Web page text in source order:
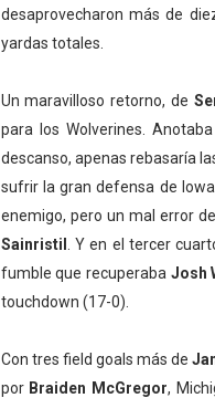
desaprovecharon más de
yardas totales.
Un maravilloso retorno, de
para los Wolverines. Anotaba
descanso, apenas rebasaría
sufrir la gran defensa de
enemigo, pero un mal error
Sainristil
. Y en el tercer
fumble que recuperaba Josh
touchdown (17-0).
Con tres field goals más de
por Braiden McGregor,